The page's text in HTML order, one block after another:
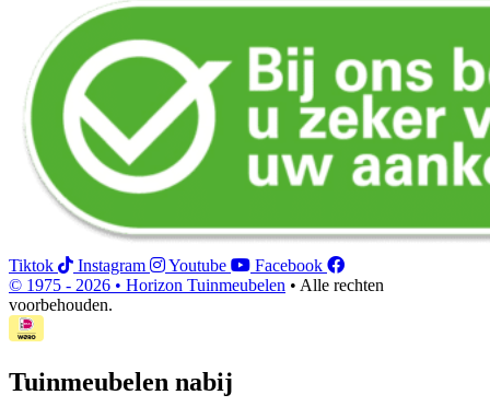
Tiktok Instagram Youtube
Facebook
© 1975 - 2026 • Horizon Tuinmeubelen • Alle rechten
voorbehouden.
Tuinmeubelen nabij